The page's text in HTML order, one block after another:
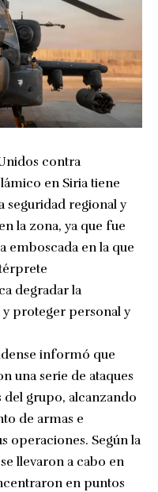
contra
en Siria tiene
seguridad regional y
la zona, ya que fue
emboscada en la que
degradar la
proteger personal y
informó que
una serie de ataques
grupo, alcanzando
de armas e
operaciones. Según la
llevaron a cabo en
en puntos